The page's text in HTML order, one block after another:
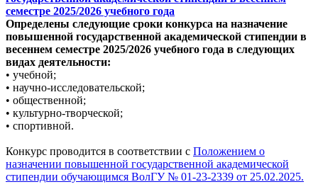
семестре 2025/2026 учебного года
Определены следующие сроки конкурса на назначение
повышенной государственной академической стипендии в
весеннем семестре 2025/2026 учебного года в следующих
видах деятельности:
• учебной;
• научно-исследовательской;
• общественной;
• культурно-творческой;
• спортивной.
Конкурс проводится в соответствии с Положением о
назначении повышенной государственной академической
стипендии обучающимся ВолГУ№ 01-23-2339 от 25.02.2025.